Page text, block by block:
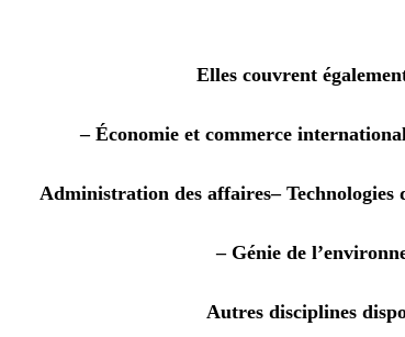
Elles couvrent
– Économie et commerce
Administration des affaires–
– Génie de
Autres disciplines